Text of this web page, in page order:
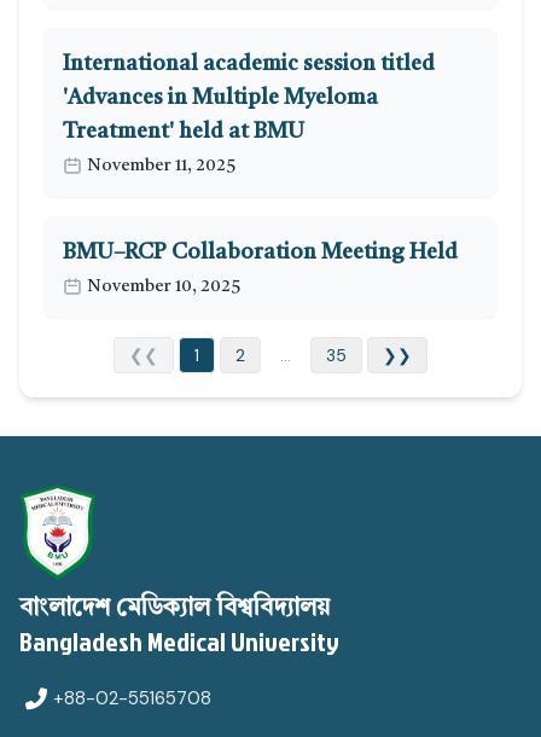
International academic session titled
'Advances in Multiple Myeloma
Treatment' held at BMU
November 11, 2025
BMU–RCP Collaboration Meeting Held
November 10, 2025
❮❮ 1 2 ... 35 ❯❯
বাংলাদেশ মেডিক্যাল বিশ্ববিদ্যালয়
Bangladesh Medical University
+88-02-55165708